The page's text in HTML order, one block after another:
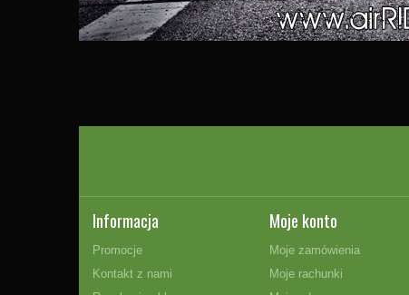
Informacja
Promocje
Kontakt z nami
Moje konto
Moje zamówienia
Moje rachunki